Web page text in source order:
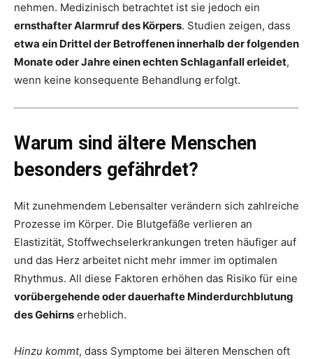
nehmen. Medizinisch betrachtet ist sie jedoch ein
ernsthafter Alarmruf des Körpers. Studien zeigen, dass
etwa ein Drittel der Betroffenen innerhalb der folgenden
Monate oder Jahre einen echten Schlaganfall erleidet,
wenn keine konsequente Behandlung erfolgt.
Warum sind ältere Menschen
besonders gefährdet?
Mit zunehmendem Lebensalter verändern sich zahlreiche
Prozesse im Körper. Die Blutgefäße verlieren an
Elastizität, Stoffwechselerkrankungen treten häufiger auf
und das Herz arbeitet nicht mehr immer im optimalen
Rhythmus. All diese Faktoren erhöhen das Risiko für eine
vorübergehende oder dauerhafte Minderdurchblutung
des Gehirns erheblich.
Hinzu kommt, dass Symptome bei älteren Menschen oft